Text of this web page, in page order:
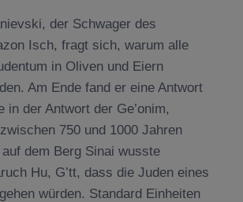
der Schwager des
Isch, fragt sich, warum alle
in Oliven und Eiern
Am Ende fand er eine Antwort
in der Antwort der Ge’onim,
750 und 1000 Jahren
auf dem Berg Sinai wusste
Hu, G’tt, dass die Juden eines
würden. Standard Einheiten